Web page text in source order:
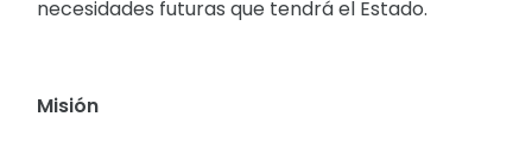
necesidades futuras que tendrá el Estado.
Misión